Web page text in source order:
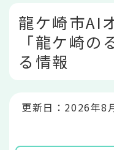
龍ケ崎市AI
「龍ケ崎
る情報
更新日：2026年8